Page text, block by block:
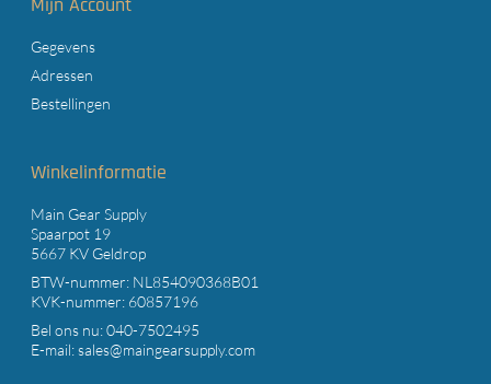
Mijn Account
Gegevens
Adressen
Bestellingen
Winkelinformatie
Main Gear Supply
Spaarpot 19
5667 KV Geldrop
BTW-nummer: NL854090368B01
KVK-nummer: 60857196
Bel ons nu:040-7502495
E-mail:sales@maingearsupply.com